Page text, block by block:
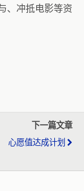
、冲抵电影等资
下一篇文章
心愿值达成计划